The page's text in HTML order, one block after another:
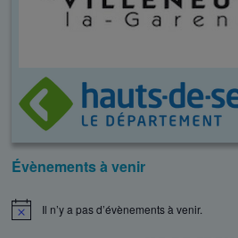
Évènements à venir
N
Il n’y a pas d’évènements à venir.